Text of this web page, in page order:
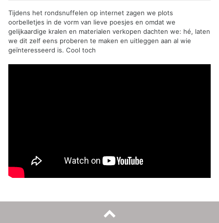
Tijdens het rondsnuffelen op internet zagen we plots
oorbelletjes in de vorm van lieve poesjes en omdat we
gelijkaardige kralen en materialen verkopen dachten we: hé, laten
we dit zelf eens proberen te maken en uitleggen aan al wie
geïnteresseerd is. Cool toch